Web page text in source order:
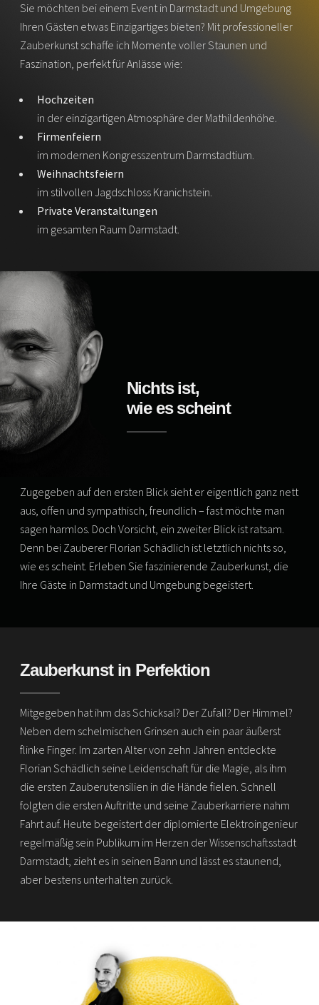
Sie möchten bei einem Event in Darmstadt und Umgebung
Ihren Gästen etwas Einzigartiges bieten? Mit professioneller
Zauberkunst schaffe ich Momente voller Staunen und
Faszination, perfekt für Anlässe wie:
Hochzeiten
in der einzigartigen Atmosphäre der Mathildenhöhe.
Firmenfeiern
im modernen Kongresszentrum Darmstadtium.
Weihnachtsfeiern
im stilvollen Jagdschloss Kranichstein.
Private Veranstaltungen
im gesamten Raum Darmstadt.
Nichts ist,
wie es scheint
Zugegeben auf den ersten Blick sieht er eigentlich ganz nett
aus, offen und sympathisch, freundlich – fast möchte man
sagen harmlos. Doch Vorsicht, ein zweiter Blick ist ratsam.
Denn bei Zauberer Florian Schädlich ist letztlich nichts so,
wie es scheint. Erleben Sie faszinierende Zauberkunst, die
Ihre Gäste in Darmstadt und Umgebung begeistert.
Zauberkunst in Perfektion
Mitgegeben hat ihm das Schicksal? Der Zufall? Der Himmel?
Neben dem schelmischen Grinsen auch ein paar äußerst
flinke Finger. Im zarten Alter von zehn Jahren entdeckte
Florian Schädlich seine Leidenschaft für die Magie, als ihm
die ersten Zauberutensilien in die Hände fielen. Schnell
folgten die ersten Auftritte und seine Zauberkarriere nahm
Fahrt auf. Heute begeistert der diplomierte Elektroingenieur
regelmäßig sein Publikum im Herzen der Wissenschaftsstadt
Darmstadt, zieht es in seinen Bann und lässt es staunend,
aber bestens unterhalten zurück.